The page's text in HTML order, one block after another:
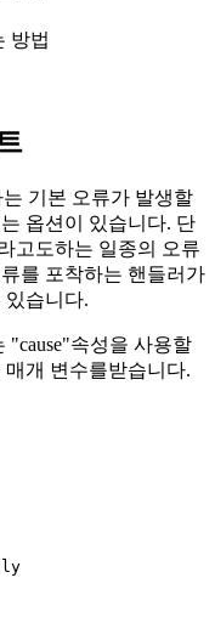
류
는 기본 오류가 발생할
옵션이 있습니다. 단
고도하는 일종의 오류
를 포착하는 핸들러가
있습니다.
속성을 사용할